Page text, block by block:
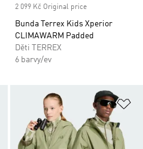
2 099 Kč Original price
Bunda Terrex Kids Xperior
CLIMAWARM Padded
Děti TERREX
6 barvy/ev
Přidat do seznamu přání